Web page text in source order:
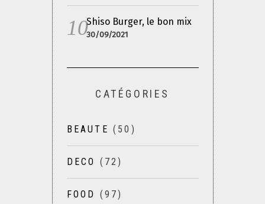
Shiso Burger, le bon mix
30/09/2021
CATÉGORIES
BEAUTE (50)
DECO (72)
FOOD (97)